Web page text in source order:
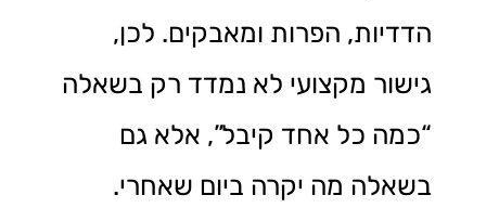
הדדיות, הפרות ומאבקים. לכן,
גישור מקצועי לא נמדד רק בשאלה
“כמה כל אחד קיבל”, אלא גם
בשאלה מה יקרה ביום שאחרי.